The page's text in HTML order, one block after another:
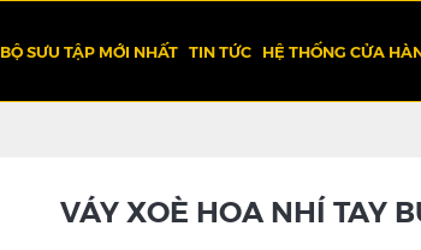
BỘ SƯU TẬP MỚI NHẤT TIN TỨC HỆ THỐNG CỬA
VÁY XOÈ HOA NHÍ TAY